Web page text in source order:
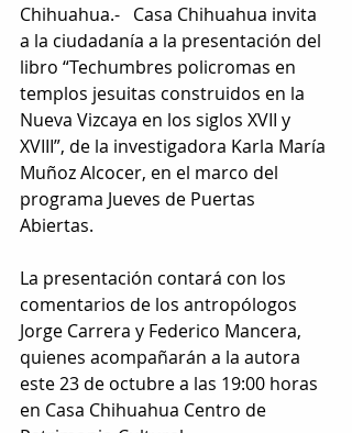
Chihuahua.-   Casa Chihuahua invita
a la ciudadanía a la presentación del
libro “Techumbres policromas en
templos jesuitas construidos en la
Nueva Vizcaya en los siglos XVII y
XVIII”, de la investigadora Karla María
Muñoz Alcocer, en el marco del
programa Jueves de Puertas
Abiertas.
La presentación contará con los
comentarios de los antropólogos
Jorge Carrera y Federico Mancera,
quienes acompañarán a la autora
este 23 de octubre a las 19:00 horas
en Casa Chihuahua Centro de